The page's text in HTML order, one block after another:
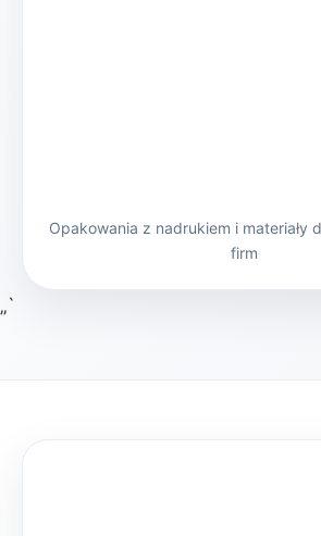
Opakowania z nadrukiem i materiały
firm
„`